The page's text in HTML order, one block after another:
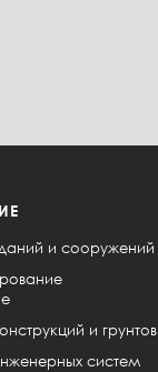
и сооружений
и грунтов
систем